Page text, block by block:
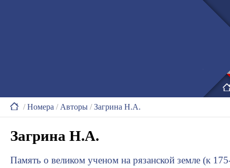
/Номера / Авторы /Загрина Н.А.
Загрина Н.А.
Память о великом ученом на рязанской земле (к